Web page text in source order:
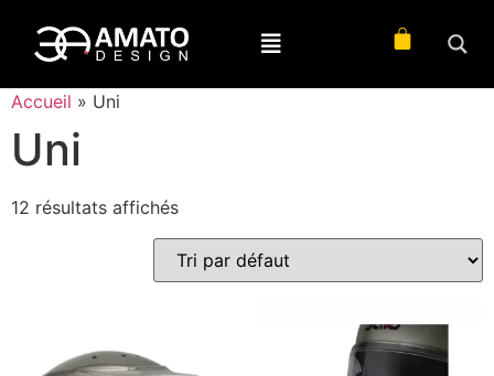
Accueil » Uni
Uni
12 résultats affichés